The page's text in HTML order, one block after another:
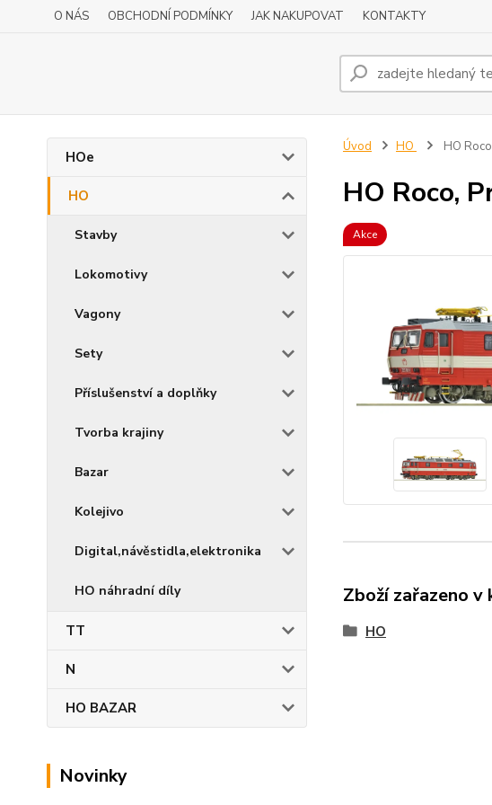
O NÁS OBCHODNÍ PODMÍNKY JAK NAKUPOVAT KONTAKTY
HOe
HO
Stavby
Lokomotivy
Vagony
Sety
Příslušenství a doplňky
Tvorba krajiny
Bazar
Kolejivo
Digital,návěstidla,elektronika
HO náhradní díly
TT
N
HO BAZAR
Novinky
Úvod HO HO
HO Roco,
Akce
Zboží zařazeno v
HO